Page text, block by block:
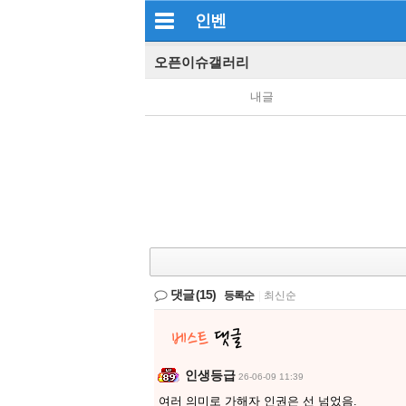
인벤
오픈이슈갤러리
내글
댓글(15) 등록순 최신순
인생등급 26-06-09 11:39
여러 의미로 가해자 인권은 선 넘었음.